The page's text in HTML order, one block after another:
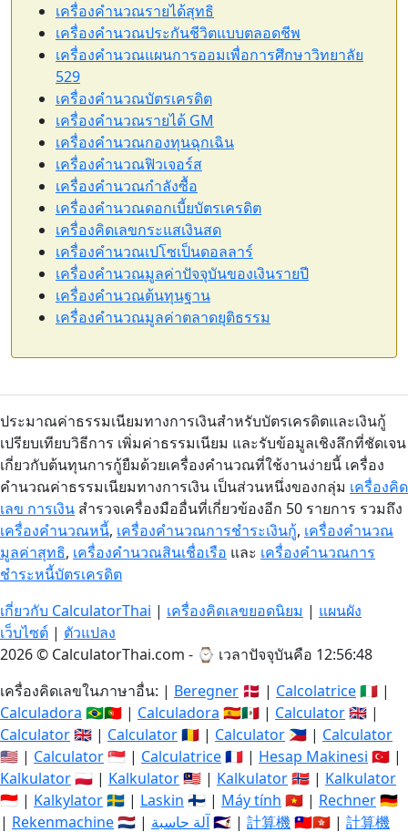
เครื่องคำนวณรายได้สุทธิ
เครื่องคำนวณประกันชีวิตแบบตลอดชีพ
เครื่องคำนวณแผนการออมเพื่อการศึกษาวิทยาลัย
529
เครื่องคำนวณบัตรเครดิต
เครื่องคำนวณรายได้ GM
เครื่องคำนวณกองทุนฉุกเฉิน
เครื่องคำนวณฟิวเจอร์ส
เครื่องคำนวณกำลังซื้อ
เครื่องคำนวณดอกเบี้ยบัตรเครดิต
เครื่องคิดเลขกระแสเงินสด
เครื่องคำนวณเปโซเป็นดอลลาร์
เครื่องคำนวณมูลค่าปัจจุบันของเงินรายปี
เครื่องคำนวณต้นทุนฐาน
เครื่องคำนวณมูลค่าตลาดยุติธรรม
ประมาณค่าธรรมเนียมทางการเงินสำหรับบัตรเครดิตและเงินกู้
เปรียบเทียบวิธีการ เพิ่มค่าธรรมเนียม และรับข้อมูลเชิงลึกที่ชัดเจน
เกี่ยวกับต้นทุนการกู้ยืมด้วยเครื่องคำนวณที่ใช้งานง่ายนี้ เครื่อง
คำนวณค่าธรรมเนียมทางการเงิน เป็นส่วนหนึ่งของกลุ่ม เครื่องคิด
เลข การเงิน สำรวจเครื่องมืออื่นที่เกี่ยวข้องอีก 50 รายการ รวมถึง
เครื่องคำนวณหนี้, เครื่องคำนวณการชำระเงินกู้, เครื่องคำนวณ
มูลค่าสุทธิ, เครื่องคำนวณสินเชื่อเรือ และ เครื่องคำนวณการ
ชำระหนี้บัตรเครดิต
เกี่ยวกับ CalculatorThai | เครื่องคิดเลขยอดนิยม | แผนผัง
เว็บไซต์ | ตัวแปลง
2026 © CalculatorThai.com - ⌚ เวลาปัจจุบันคือ 12:56:48
เครื่องคิดเลขในภาษาอื่น: | Beregner 🇩🇰 | Calcolatrice🇮🇹 |
Calculadora 🇧🇷🇵🇹 | Calculadora 🇪🇸🇲🇽 | Calculator🇬🇧 |
Calculator🇬🇧 | Calculator🇷🇴 | Calculator 🇵🇭 | Calculator
🇺🇸 | Calculator🇸🇬 | Calculatrice🇫🇷 | Hesap Makinesi 🇹🇷 |
Kalkulator🇵🇱 | Kalkulator🇲🇾 | Kalkulator🇳🇴 | Kalkulator
🇮🇩 | Kalkylator🇸🇪 | Laskin 🇫🇮 | Máy tính 🇻🇳 | Rechner🇩🇪
| Rekenmachine🇳🇱 | آلة حاسبة🇸🇦 | 計算機🇹🇼🇭🇰 | 計算機